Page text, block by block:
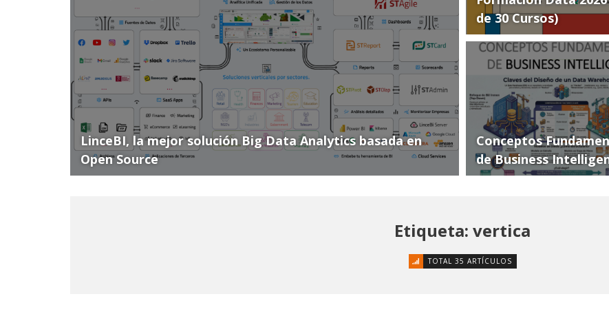
LinceBI, la mejor solución Big Data Analytics basada en
Open Source
de 30 Cursos)
Conceptos
de Business
Etiqueta: vertica
TOTAL 35 ARTÍCULOS